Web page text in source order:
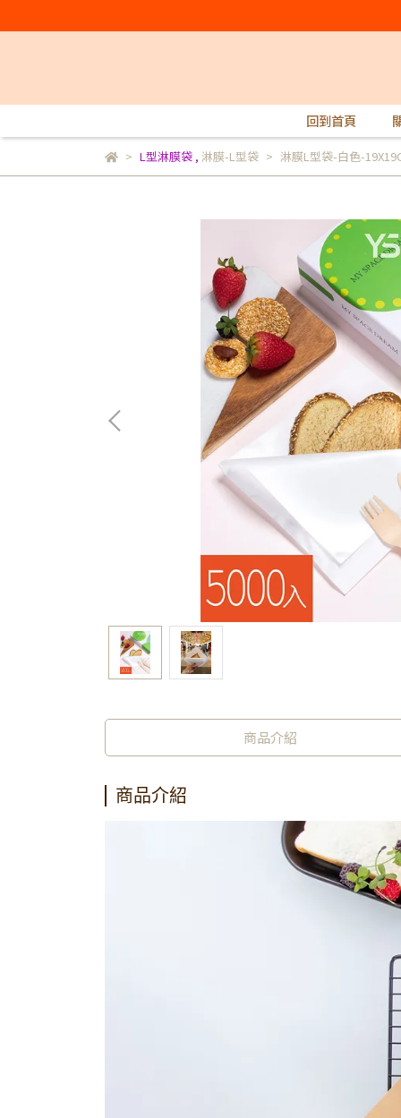
回到首頁
L型淋膜袋, 淋膜-L型袋 淋膜L型袋-白色-
商品介紹
商品介紹